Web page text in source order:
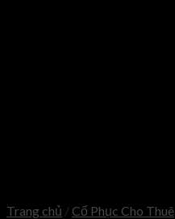
Trang chủ / Cổ Phục Cho Thuê